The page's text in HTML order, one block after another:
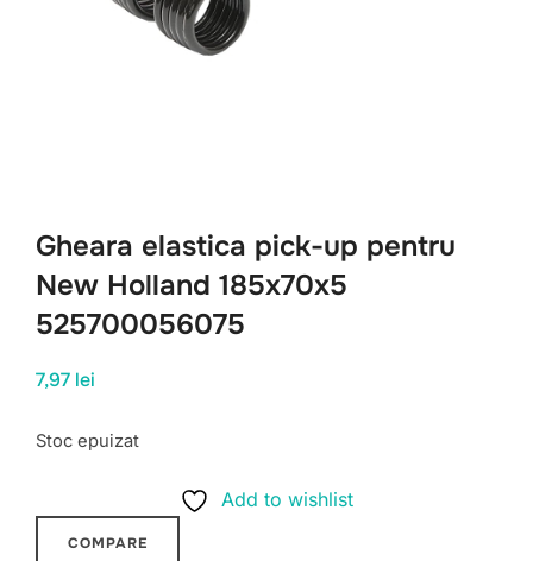
Gheara elastica pick-up pentru
New Holland 185x70x5
525700056075
7,97 lei
Stoc epuizat
Add to wishlist
COMPARE